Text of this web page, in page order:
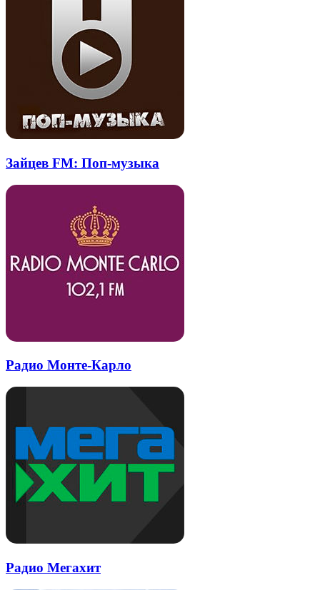
Зайцев FM: Поп-музыка
Радио Монте-Карло
Радио Мегахит